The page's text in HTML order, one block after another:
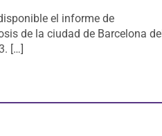
el informe de
de la ciudad de Barcelona del
[…]